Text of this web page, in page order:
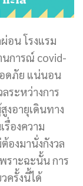
อน โรงแรม
การณ์ covid-
ดภัย แน่นอน
ระหว่างการ
งอายุเดินทาง
องความ
องมานั่งกังวล
ราะฉะนั้น การ
ครั้งนี้ได้